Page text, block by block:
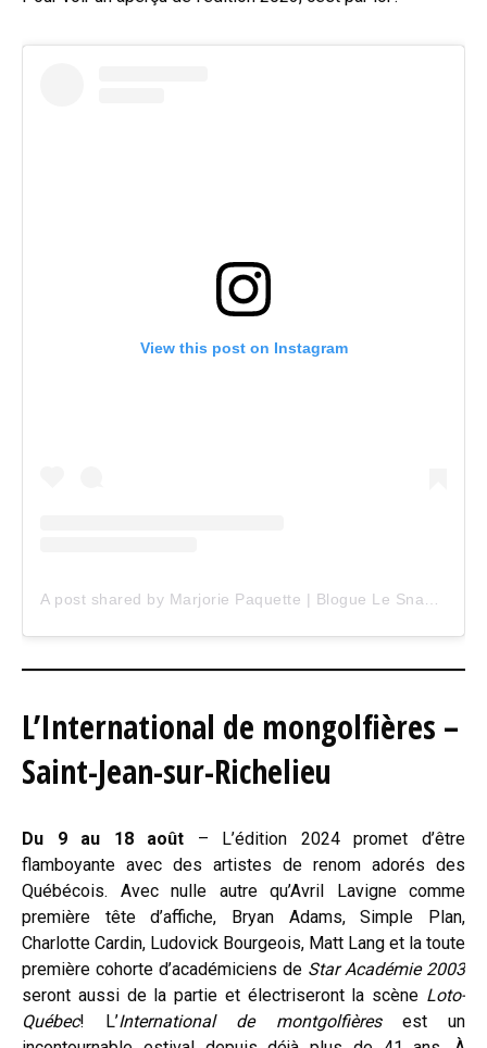
View this post on Instagram
L’International de mongolfières –
Saint-Jean-sur-Richelieu
Du 9 au 18 août – L’édition 2024 promet d’être
flamboyante avec des artistes de renom adorés des
Québécois. Avec nulle autre qu’Avril Lavigne comme
première tête d’affiche, Bryan Adams, Simple Plan,
Charlotte Cardin, Ludovick Bourgeois, Matt Lang et la toute
première cohorte d’académiciens de Star Académie 2003
seront aussi de la partie et électriseront la scène Loto-
Québec! L’International de montgolfièresest un